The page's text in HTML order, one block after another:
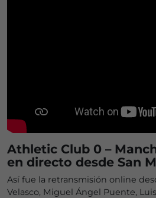
Athletic Club 0 –
en directo desde San
Así fue la retransmisión online
Velasco, Miguel Ángel Puente,